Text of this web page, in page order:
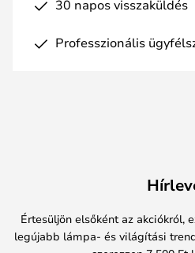
30 napos visszaküldés
Professzionális
Értesüljön elsőként az akciókról,
legújabb lámpa- és világítási